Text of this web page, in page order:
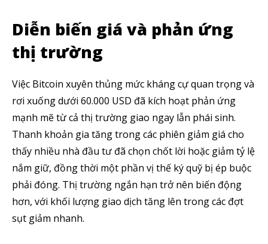
Diễn biến giá và phản ứng
thị trường
Việc Bitcoin xuyên thủng mức kháng cự quan trọng và
rơi xuống dưới 60.000 USD đã kích hoạt phản ứng
mạnh mẽ từ cả thị trường giao ngay lẫn phái sinh.
Thanh khoản gia tăng trong các phiên giảm giá cho
thấy nhiều nhà đầu tư đã chọn chốt lời hoặc giảm tỷ lệ
nắm giữ, đồng thời một phần vị thế ký quỹ bị ép buộc
phải đóng. Thị trường ngắn hạn trở nên biến động
hơn, với khối lượng giao dịch tăng lên trong các đợt
sụt giảm nhanh.